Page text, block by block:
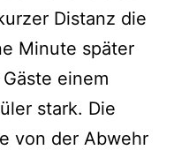
Distanz die
Minute später
einem
stark. Die
von der Abwehr